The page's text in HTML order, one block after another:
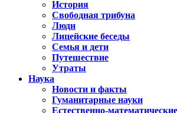
История
Свободная трибуна
Люди
Лицейские беседы
Семья и дети
Путешествие
Утраты
Наука
Новости и факты
Гуманитарные науки
Естественно-